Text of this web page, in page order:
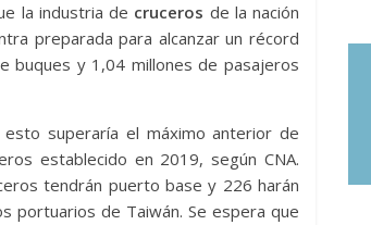
la industria de cruceros de la nación
preparada para alcanzar un récord
buques y 1,04 millones de pasajeros
esto superaría el máximo anterior de
establecido en 2019, según CNA.
tendrán puerto base y 226 harán
portuarios de Taiwán. Se espera que